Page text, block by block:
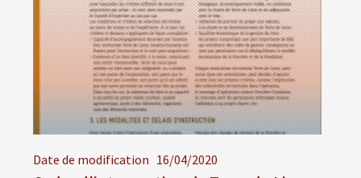
Date de modification 16/04/2020